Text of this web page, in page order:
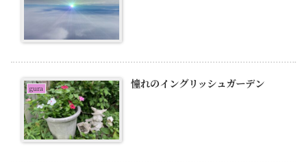
gura 憧れのイングリッシュガーデン